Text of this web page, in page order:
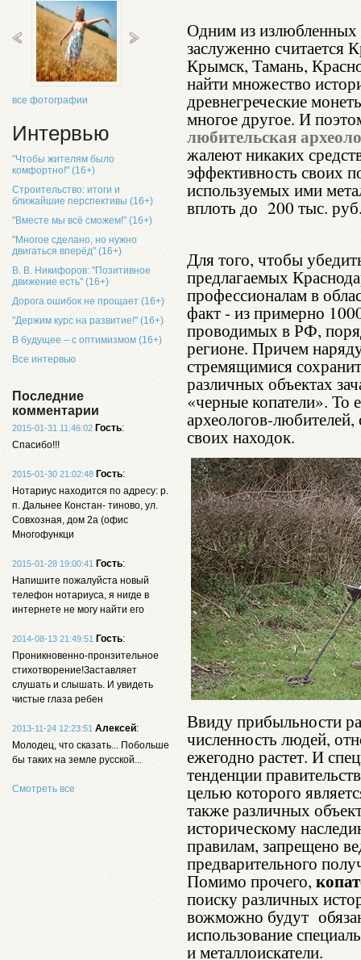
все фотографии
Интервью
"Чтобы жителям было
комфортно!" (16+)
Строительство: итоги и
ближайшие перспективы (16+)
"Вместе мы всё сможем!" (16+)
"Многое сделано, но нужно
двигаться вперёд" (16+)
В. В. Никифоров: "Позитивное
движение есть" (16+)
Дорога ошибок не прощает (16+)
"Держим курс на развитие!" (16+)
В будущее – с оптимизмом (16+)
Все интервью
Последние
комментарии
2015-01-31 11:46:02 Гость:
Спасибо!!!
2015-01-30 21:02:48 Гость:
Нотариус находится по адресу: р.
п. Дальнее Констан- тиново, ул.
Совхозная, дом 2а (офис
Многофункци
2015-01-28 19:00:41 Гость:
Напишите пожалуйста новый
телефон нотариуса, я нигде в
интернете не могу найти его
2014-08-13 21:49:51 Гость:
Проникновенно-пронзительное
стихотворение!Заставляет
слушать и слышать. И увидеть
чистые глаза ребен
2013-11-24 12:23:51 Алексей:
Молодец, что сказать... Побольше
бы таких на земле русской...
Смотреть все
Одним из излюбленных
заслуженно считается
Крымск, Тамань,
найти множество
древнегреческие
многое другое. И
любительская
жалеют никаких
эффективность своих
используемых ими
вплоть до 200 тыс.
Для того, чтобы
предлагаемых
профессионалам в
факт - из примерно
проводимых в РФ,
регионе. Причем
стремящимися
различных объектах
«черные копатели». То
археологов-любителей,
своих находок.
Ввиду прибыльности
численность людей,
ежегодно растет. И
тенденции
целью которого
также различных
историческому
правилам, запрещено
предварительного
Помимо прочего,
поиску различных
вожможно будут
использование
и металлоискатели.